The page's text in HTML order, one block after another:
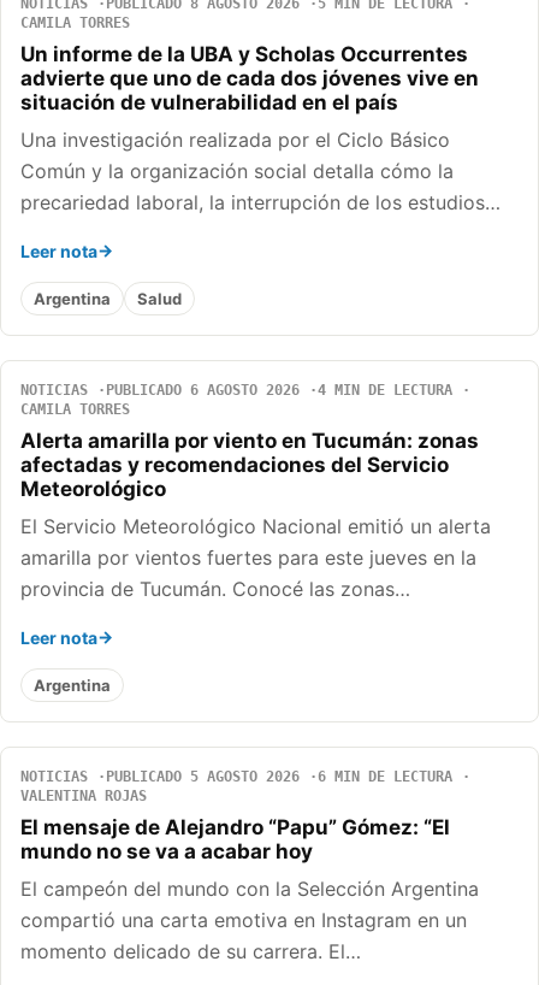
NOTICIAS PUBLICADO 8 AGOSTO 2026
5 MIN DE LECTURA
CAMILA TORRES
Un informe de la UBA y Scholas Occurrentes
advierte que uno de cada dos jóvenes vive en
situación de vulnerabilidad en el país
Una investigación realizada por el Ciclo Básico
Común y la organización social detalla cómo la
precariedad laboral, la interrupción de los estudios…
Leer nota
Argentina Salud
NOTICIAS PUBLICADO 6 AGOSTO 2026
4 MIN DE LECTURA
CAMILA TORRES
Alerta amarilla por viento en Tucumán: zonas
afectadas y recomendaciones del Servicio
Meteorológico
El Servicio Meteorológico Nacional emitió un alerta
amarilla por vientos fuertes para este jueves en la
provincia de Tucumán. Conocé las zonas…
Leer nota
Argentina
NOTICIAS PUBLICADO 5 AGOSTO 2026
6 MIN DE LECTURA
VALENTINA ROJAS
El mensaje de Alejandro “Papu” Gómez: “El
mundo no se va a acabar hoy
El campeón del mundo con la Selección Argentina
compartió una carta emotiva en Instagram en un
momento delicado de su carrera. El…